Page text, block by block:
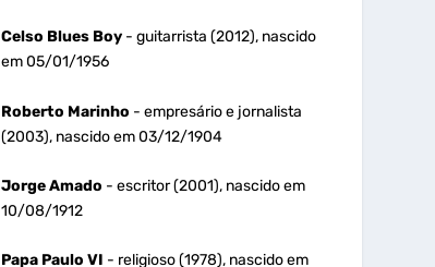
Celso Blues Boy- guitarrista (2012), nascido
em 05/01/1956
Roberto Marinho - empresário e jornalista
(2003), nascido em 03/12/1904
Jorge Amado - escritor (2001), nascido em
10/08/1912
Papa Paulo VI - religioso (1978), nascido em